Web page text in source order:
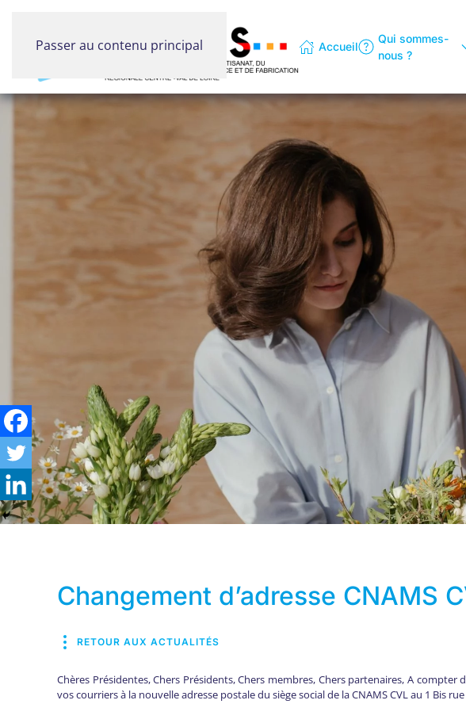
Passer au contenu principal Accueil
Qui sommes-
nous ?
Changement d’adresse CNAMS
RETOUR AUX ACTUALITÉS
Chères Présidentes, Chers Présidents, Chers membres, Chers partenaires, A
vos courriers à la nouvelle adresse postale du siège social de la CNAMS CVL au 1 Bis